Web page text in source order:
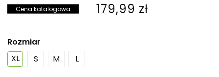
Cena katalogowa 179,99 zł
Rozmiar
XL
S M L